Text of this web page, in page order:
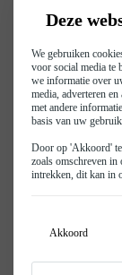
Deze
We gebruiken
voor social media te
we informatie over
media, adverteren
met andere
basis van uw
Door op 'Akkoord'
zoals omschreven in
intrekken, dit kan in
Akkoord